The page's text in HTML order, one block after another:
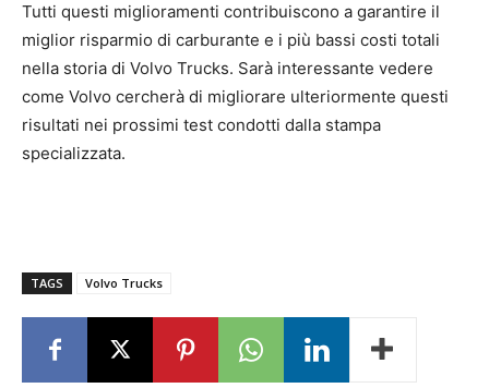
Tutti questi miglioramenti contribuiscono a garantire il
miglior risparmio di carburante e i più bassi costi totali
nella storia di Volvo Trucks. Sarà interessante vedere
come Volvo cercherà di migliorare ulteriormente questi
risultati nei prossimi test condotti dalla stampa
specializzata.
TAGS Volvo Trucks